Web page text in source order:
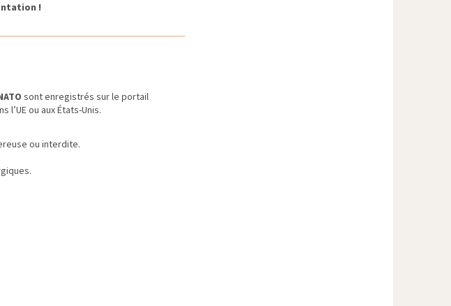
!
sont enregistrés sur le portail
l’UE ou aux États-Unis.
ou interdite.